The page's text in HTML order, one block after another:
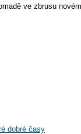
ve zbrusu
dobré časy